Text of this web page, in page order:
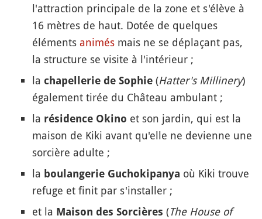
l'attraction principale de la zone et s'élève à
16 mètres de haut. Dotée de quelques
éléments animés mais ne se déplaçant pas,
la structure se visite à l'intérieur ;
la chapellerie de Sophie (Hatter's Millinery)
également tirée du Château ambulant ;
la résidence Okino et son jardin, qui est la
maison de Kiki avant qu'elle ne devienne une
sorcière adulte ;
la boulangerie Guchokipanya où Kiki trouve
refuge et finit par s'installer ;
et la Maison des Sorcières (The House of